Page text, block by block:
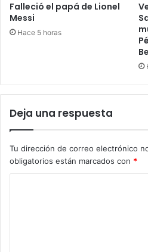
Falleció el papá de Lionel
Messi
Hace 5 horas
Deja una respuesta
Tu dirección de correo electrónico
obligatorios están marcados con *